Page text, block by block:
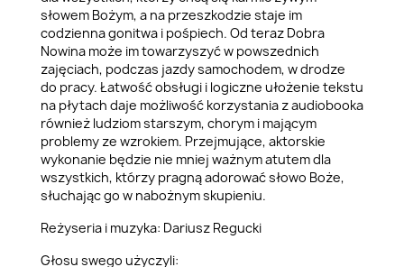
słowem Bożym, a na przeszkodzie staje im
codzienna gonitwa i pośpiech. Od teraz Dobra
Nowina może im towarzyszyć w powszednich
zajęciach, podczas jazdy samochodem, w drodze
do pracy. Łatwość obsługi i logiczne ułożenie tekstu
na płytach daje możliwość korzystania z audiobooka
również ludziom starszym, chorym i mającym
problemy ze wzrokiem. Przejmujące, aktorskie
wykonanie będzie nie mniej ważnym atutem dla
wszystkich, którzy pragną adorować słowo Boże,
słuchając go w nabożnym skupieniu.
Reżyseria i muzyka: Dariusz Regucki
Głosu swego użyczyli: